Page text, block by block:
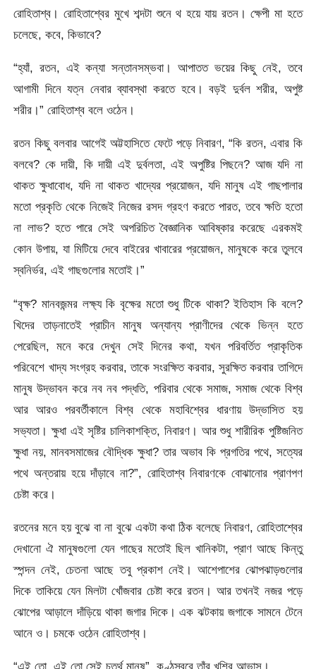
রোহিতাশ্ব। রোহিতাশ্বের মুখে শব্দটা শুনে থ হয়ে যায় রতন। ক্ষেপী মা হতে
চলেছে, কবে, কিভাবে?
“হ্যাঁ, রতন, এই কন্যা সন্তানসম্ভবা। আপাতত ভয়ের কিছু নেই, তবে
আগামী দিনে যত্ন নেবার ব্যাবস্থা করতে হবে। বড়ই দুর্বল শরীর, অপুষ্ট
শরীর।” রোহিতাশ্ব বলে ওঠেন।
রতন কিছু বলবার আগেই অট্টহাসিতে ফেটে পড়ে নিবারণ, “কি রতন, এবার কি
বলবে? কে দায়ী, কি দায়ী এই দুর্বলতা, এই অপুষ্টির পিছনে? আজ যদি না
থাকত ক্ষুধাবোধ, যদি না থাকত খাদ্যের প্রয়োজন, যদি মানুষ এই গাছপালার
মতো প্রকৃতি থেকে নিজেই নিজের রসদ গ্রহণ করতে পারত, তবে ক্ষতি হতো
না লাভ? হতে পারে সেই অপরিচিত বৈজ্ঞানিক আবিষ্কার করেছে এরকমই
কোন উপায়, যা মিটিয়ে দেবে বাইরের খাবারের প্রয়োজন, মানুষকে করে তুলবে
স্বনির্ভর, এই গাছগুলোর মতোই।”
“বৃক্ষ? মানবজন্মর লক্ষ্য কি বৃক্ষের মতো শুধু টিকে থাকা? ইতিহাস কি বলে?
খিদের তাড়নাতেই প্রাচীন মানুষ অন্যান্য প্রাণীদের থেকে ভিন্ন হতে
পেরেছিল, মনে করে দেখুন সেই দিনের কথা, যখন পরিবর্তিত প্রাকৃতিক
পরিবেশে খাদ্য সংগ্রহ করবার, তাকে সংরক্ষিত করবার, সুরক্ষিত করবার তাগিদে
মানুষ উদ্ভাবন করে নব নব পদ্ধতি, পরিবার থেকে সমাজ, সমাজ থেকে বিশ্ব
আর আরও পরবর্তীকালে বিশ্ব থেকে মহাবিশ্বের ধারণায় উদ্ভাসিত হয়
সভ্যতা। ক্ষুধা এই সৃষ্টির চালিকাশক্তি, নিবারণ। আর শুধু শারীরিক পুষ্টিজনিত
ক্ষুধা নয়, মানবসমাজের বৌদ্ধিক ক্ষুধা? তার অভাব কি প্রগতির পথে, সত্যের
পথে অন্তরায় হয়ে দাঁড়াবে না?”, রোহিতাশ্ব নিবারণকে বোঝানোর প্রাণপণ
চেষ্টা করে।
রতনের মনে হয় বুঝে বা না বুঝে একটা কথা ঠিক বলেছে নিবারণ, রোহিতাশ্বের
দেখানো ঐ মানুষগুলো যেন গাছের মতোই ছিল খানিকটা, প্রাণ আছে কিন্তু
স্পন্দন নেই, চেতনা আছে তবু প্রকাশ নেই। আশেপাশের ঝোপঝাড়গুলোর
দিকে তাকিয়ে যেন মিলটা খোঁজবার চেষ্টা করে রতন। আর তখনই নজর পড়ে
ঝোপের আড়ালে দাঁড়িয়ে থাকা জগার দিকে। এক ঝটকায় জগাকে সামনে টেনে
আনে ও। চমকে ওঠেন রোহিতাশ্ব।